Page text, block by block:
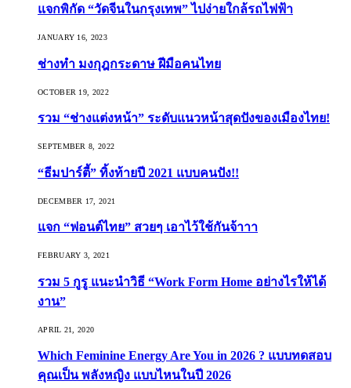
แจกพิกัด “วัดจีนในกรุงเทพ” ไปง่ายใกล้รถไฟฟ้า
JANUARY 16, 2023
ช่างทำ มงกุฎกระดาษ ฝีมือคนไทย
OCTOBER 19, 2022
รวม “ช่างแต่งหน้า” ระดับแนวหน้าสุดปังของเมืองไทย!
SEPTEMBER 8, 2022
“ธีมปาร์ตี้” ทิ้งท้ายปี 2021 แบบคนปัง!!
DECEMBER 17, 2021
แจก “ฟอนต์ไทย” สวยๆ เอาไว้ใช้กันจ้าาา
FEBRUARY 3, 2021
รวม 5 กูรู แนะนำวิธี “Work Form Home อย่างไรให้ได้
งาน”
APRIL 21, 2020
Which Feminine Energy Are You in 2026 ? แบบทดสอบ
คุณเป็น พลังหญิง แบบไหนในปี 2026